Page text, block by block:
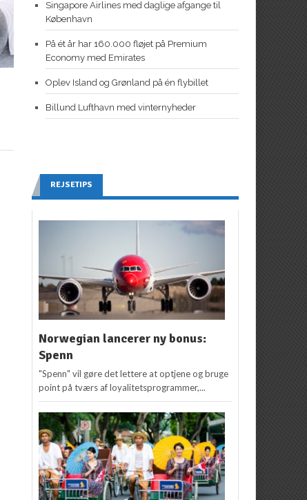
Singapore Airlines med daglige afgange til
København
På ét år har 160.000 fløjet på Premium
Economy med Emirates
Oplev Island og Grønland på én flybillet
Billund Lufthavn med vinternyheder
REJSETIPS
Norwegian lancerer ny bonus:
Spenn
"Spenn" vil gøre det lettere at optjene og bruge
point på tværs af loyalitetsprogrammer,...